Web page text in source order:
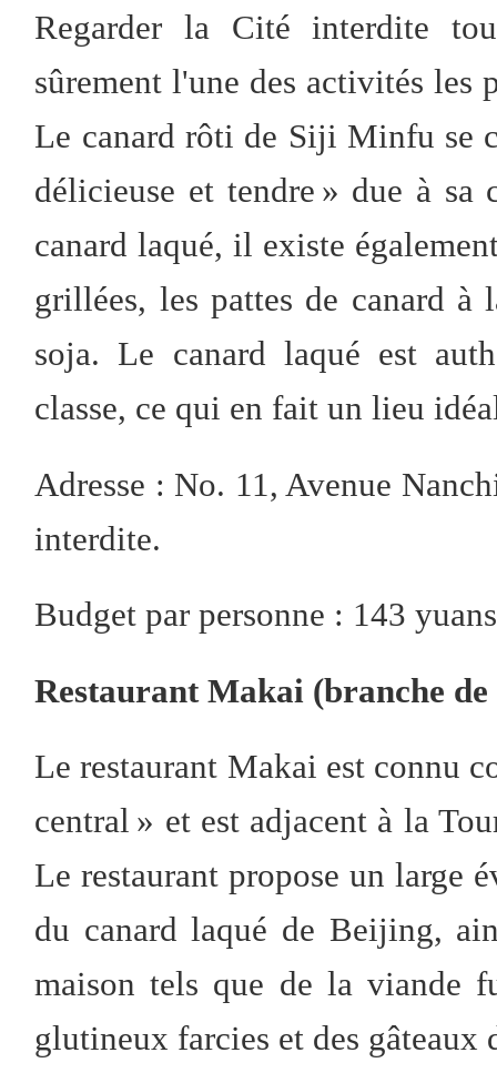
Regarder la Cité interdite
sûrement l'une des activités les
Le canard rôti de Siji Minfu se
délicieuse et tendre » due à
canard laqué, il existe
grillées, les pattes de canard
soja. Le canard laqué est
classe, ce qui en fait un lieu
Adresse : No. 11, Avenue
interdite.
Budget par personne : 143 yuans
Restaurant Makai (branche
Le restaurant Makai est connu
central » et est adjacent à la
Le restaurant propose un large
du canard laqué de Beijing,
maison tels que de la viande
glutineux farcies et des gâteaux